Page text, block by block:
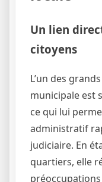
Un lien
citoyens
L’un des
municipale est
ce qui lui
administratif
judiciaire. En
quartiers, elle